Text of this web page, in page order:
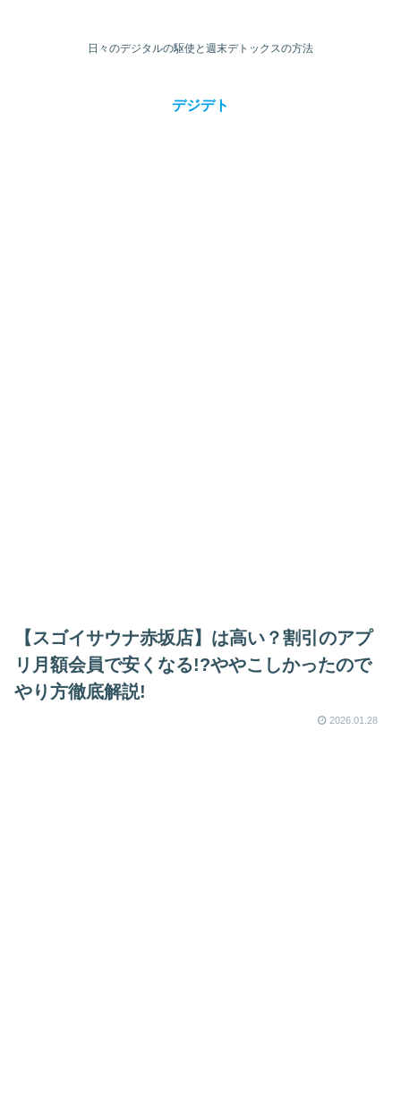
日々のデジタルの駆使と週末デトックスの方法
デジデト
【スゴイサウナ赤坂店】は高い？割引のアプ
リ月額会員で安くなる!?ややこしかったので
やり方徹底解説!
2026.01.28